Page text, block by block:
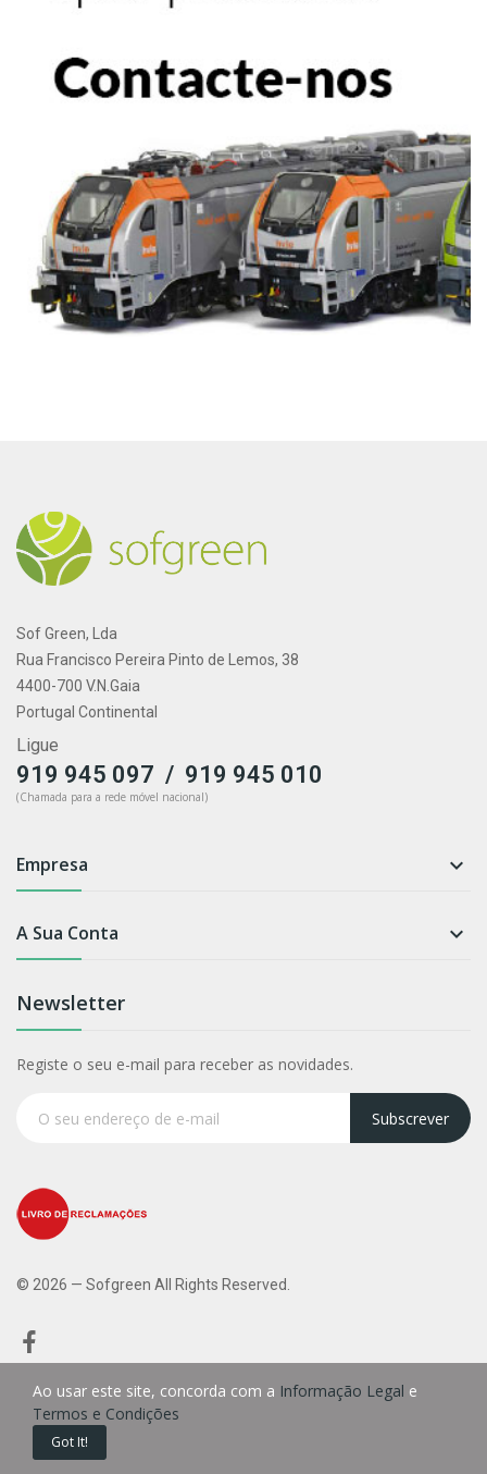
Início
Sof Green, Lda
Rua Francisco Pereira Pinto de Lemos, 38
4400-700 V.N.Gaia
Portugal Continental
Ligue
919 945 097 / 919 945 010
(Chamada para a rede móvel nacional)
Empresa 
A Sua Conta 
Newsletter
Registe o seu e-mail para receber as novidades.
Subscrever
© 2026 — Sofgreen All Rights Reserved.
Ao usar este site, concorda com a Informação Legal e
Termos e Condições
Got It!